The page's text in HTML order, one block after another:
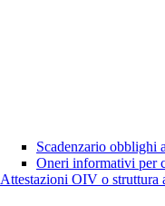
Scadenzario obblighi
Oneri informativi per
Attestazioni OIV o struttura